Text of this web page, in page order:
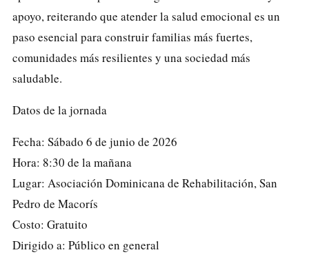
apoyo, reiterando que atender la salud emocional es un
paso esencial para construir familias más fuertes,
comunidades más resilientes y una sociedad más
saludable.
Datos de la jornada
Fecha: Sábado 6 de junio de 2026
Hora: 8:30 de la mañana
Lugar: Asociación Dominicana de Rehabilitación, San
Pedro de Macorís
Costo: Gratuito
Dirigido a: Público en general